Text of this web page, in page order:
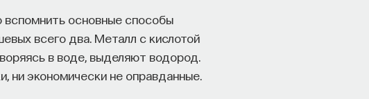
основные способы
всего два. Металл с кислотой
в воде, выделяют водород.
ни экономически не оправданные.